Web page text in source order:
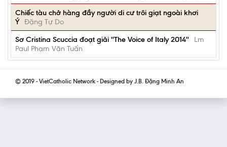
Chiếc tàu chở hàng đầy người di cư trôi giạt ngoài khơi
Ý Đặng Tự Do
Sơ Cristina Scuccia đoạt giải ''The Voice of Italy 2014''
Lm
Paul Phạm Văn Tuấn
© 2019 - VietCatholic Network - Designed by J.B. Đặng Minh An